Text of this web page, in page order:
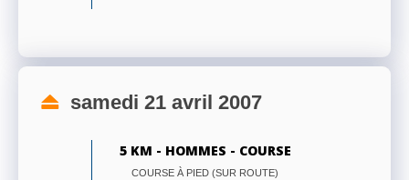
samedi 21 avril 2007
5 KM - HOMMES - COURSE
COURSE À PIED (SUR ROUTE)